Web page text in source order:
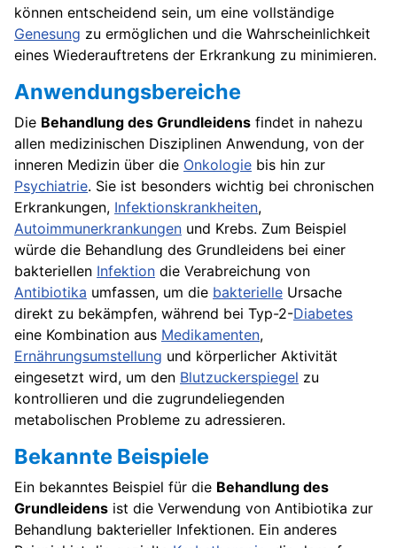
können entscheidend sein, um eine vollständige
Genesung zu ermöglichen und die Wahrscheinlichkeit
eines Wiederauftretens der Erkrankung zu minimieren.
Anwendungsbereiche
Die Behandlung des Grundleidens findet in nahezu
allen medizinischen Disziplinen Anwendung, von der
inneren Medizin über die Onkologie bis hin zur
Psychiatrie. Sie ist besonders wichtig bei chronischen
Erkrankungen, Infektionskrankheiten,
Autoimmunerkrankungen und Krebs. Zum Beispiel
würde die Behandlung des Grundleidens bei einer
bakteriellen Infektion die Verabreichung von
Antibiotika umfassen, um die bakterielle Ursache
direkt zu bekämpfen, während bei Typ-2-Diabetes
eine Kombination aus Medikamenten,
Ernährungsumstellung und körperlicher Aktivität
eingesetzt wird, um den Blutzuckerspiegel zu
kontrollieren und die zugrundeliegenden
metabolischen Probleme zu adressieren.
Bekannte Beispiele
Ein bekanntes Beispiel für die Behandlung des
Grundleidens ist die Verwendung von Antibiotika zur
Behandlung bakterieller Infektionen. Ein anderes